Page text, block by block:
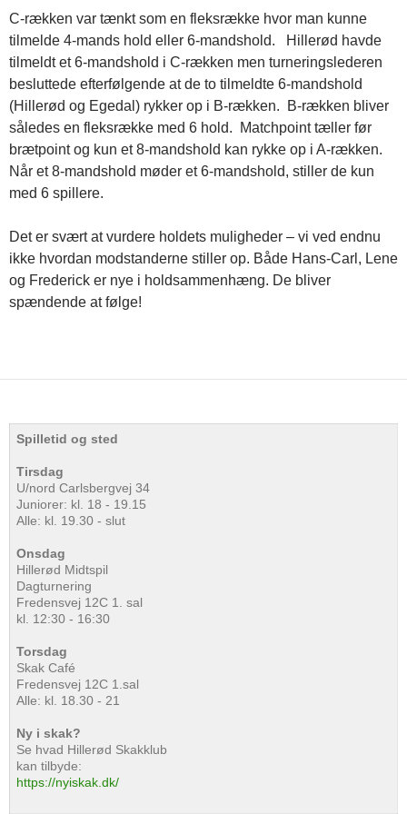
C-rækken var tænkt som en fleksrække hvor man kunne
tilmelde 4-mands hold eller 6-mandshold. Hillerød havde
tilmeldt et 6-mandshold i C-rækken men turneringslederen
besluttede efterfølgende at de to tilmeldte 6-mandshold
(Hillerød og Egedal) rykker op i B-rækken. B-rækken bliver
således en fleksrække med 6 hold. Matchpoint tæller før
brætpoint og kun et 8-mandshold kan rykke op i A-rækken.
Når et 8-mandshold møder et 6-mandshold, stiller de kun
med 6 spillere.
Det er svært at vurdere holdets muligheder – vi ved endnu
ikke hvordan modstanderne stiller op. Både Hans-Carl, Lene
og Frederick er nye i holdsammenhæng. De bliver
spændende at følge!
Spilletid og sted
Tirsdag
U/nord Carlsbergvej 34
Juniorer: kl. 18 - 19.15
Alle: kl. 19.30 - slut
Onsdag
Hillerød Midtspil
Dagturnering
Fredensvej 12C 1. sal
kl. 12:30 - 16:30
Torsdag
Skak Café
Fredensvej 12C 1.sal
Alle: kl. 18.30 - 21
Ny i skak?
Se hvad Hillerød Skakklub
kan tilbyde:
https://nyiskak.dk/